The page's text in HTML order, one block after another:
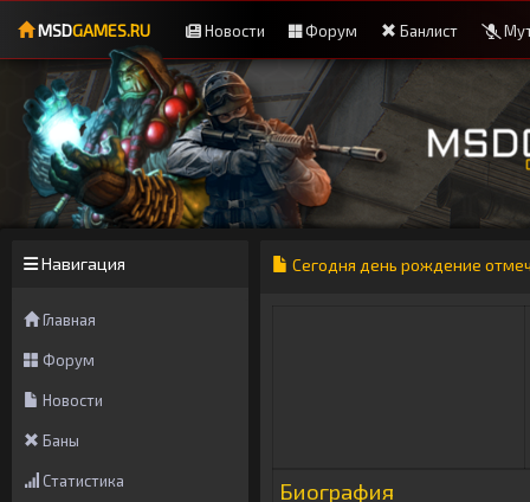
MSDGAMES.RU Новости Форум Банлист
Навигация
Главная
Форум
Новости
Баны
Статистика
Сегодня день рождение
Биография